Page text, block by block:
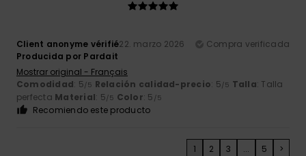
Client anonyme vérifié22. marzo 2026
Compra verificada
Producida por Pardait
Mostrar original - Français
Comodidad: 5/5 Relación calidad-precio: 5/5 Talla: Talla
perfecta Material: 5/5 Color: 5 /5
Recomiendo este producto
1 2 3 ... 5 >